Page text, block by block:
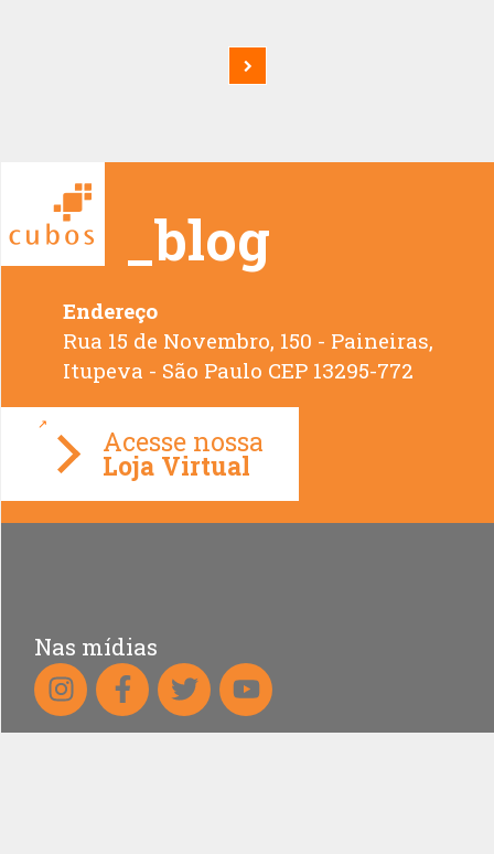
_blog
Endereço
Rua 15 de Novembro, 150 - Paineiras,
Loja Virtual
Nas mídias